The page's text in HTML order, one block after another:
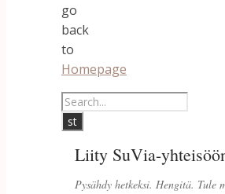
go
back
to
Homepage
Liity SuVia-
Pysähdy hetkeksi. Hengitä. Tule